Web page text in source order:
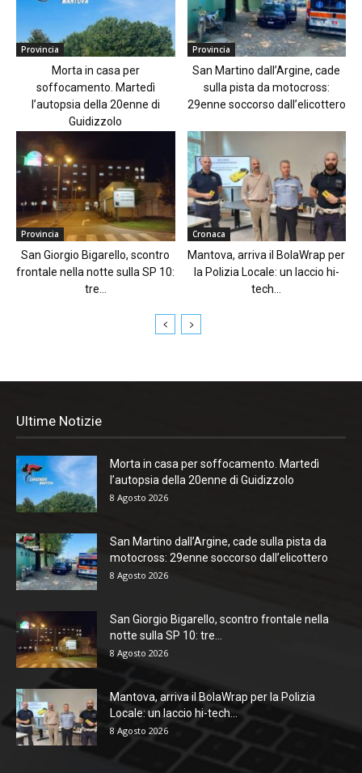
Provincia
Morta in casa per
soffocamento. Martedì
l’autopsia della 20enne di
Guidizzolo
Provincia
San Martino dall’Argine, cade
sulla pista da motocross:
29enne soccorso dall’elicottero
Provincia
San Giorgio Bigarello, scontro
frontale nella notte sulla SP 10:
tre...
Cronaca
Mantova, arriva il BolaWrap per
la Polizia Locale: un laccio hi-
tech...
Ultime Notizie
Morta in casa per soffocamento. Martedì
l’autopsia della 20enne di Guidizzolo
8 Agosto 2026
San Martino dall’Argine, cade sulla pista da
motocross: 29enne soccorso dall’elicottero
8 Agosto 2026
San Giorgio Bigarello, scontro frontale nella
notte sulla SP 10: tre...
8 Agosto 2026
Mantova, arriva il BolaWrap per la Polizia
Locale: un laccio hi-tech...
8 Agosto 2026